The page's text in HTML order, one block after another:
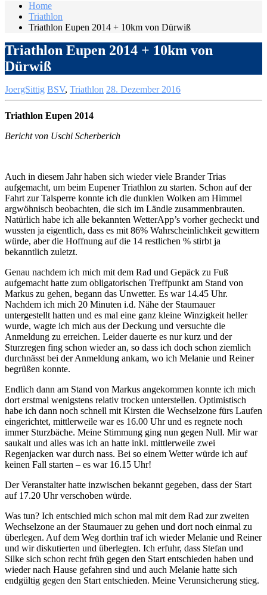
Home
Triathlon
Triathlon Eupen 2014 + 10km von Dürwiß
Triathlon Eupen 2014 + 10km von
Dürwiß
JoergSittig BSV, Triathlon 28. Dezember 2016
Triathlon Eupen 2014
Bericht von Uschi Scherberich
Auch in diesem Jahr haben sich wieder viele Brander Trias
aufgemacht, um beim Eupener Triathlon zu starten. Schon auf der
Fahrt zur Talsperre konnte ich die dunklen Wolken am Himmel
argwöhnisch beobachten, die sich im Ländle zusammenbrauten.
Natürlich habe ich alle bekannten WetterApp’s vorher gecheckt und
wussten ja eigentlich, dass es mit 86% Wahrscheinlichkeit gewittern
würde, aber die Hoffnung auf die 14 restlichen % stirbt ja
bekanntlich zuletzt.
Genau nachdem ich mich mit dem Rad und Gepäck zu Fuß
aufgemacht hatte zum obligatorischen Treffpunkt am Stand von
Markus zu gehen, begann das Unwetter. Es war 14.45 Uhr.
Nachdem ich mich 20 Minuten i.d. Nähe der Staumauer
untergestellt hatten und es mal eine ganz kleine Winzigkeit heller
wurde, wagte ich mich aus der Deckung und versuchte die
Anmeldung zu erreichen. Leider dauerte es nur kurz und der
Sturzregen fing schon wieder an, so dass ich doch schon ziemlich
durchnässt bei der Anmeldung ankam, wo ich Melanie und Reiner
begrüßen konnte.
Endlich dann am Stand von Markus angekommen konnte ich mich
dort erstmal wenigstens relativ trocken unterstellen. Optimistisch
habe ich dann noch schnell mit Kirsten die Wechselzone fürs Laufen
eingerichtet, mittlerweile war es 16.00 Uhr und es regnete noch
immer Sturzbäche. Meine Stimmung ging nun gegen Null. Mir war
saukalt und alles was ich an hatte inkl. mittlerweile zwei
Regenjacken war durch nass. Bei so einem Wetter würde ich auf
keinen Fall starten – es war 16.15 Uhr!
Der Veranstalter hatte inzwischen bekannt gegeben, dass der Start
auf 17.20 Uhr verschoben würde.
Was tun? Ich entschied mich schon mal mit dem Rad zur zweiten
Wechselzone an der Staumauer zu gehen und dort noch einmal zu
überlegen. Auf dem Weg dorthin traf ich wieder Melanie und Reiner
und wir diskutierten und überlegten. Ich erfuhr, dass Stefan und
Silke sich schon recht früh gegen den Start entschieden haben und
wieder nach Hause gefahren sind und auch Melanie hatte sich
endgültig gegen den Start entschieden. Meine Verunsicherung stieg.